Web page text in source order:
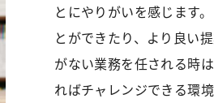
とにやりがいを感じます
とができたり、より良い
がない業務を任される時
ればチャレンジできる環